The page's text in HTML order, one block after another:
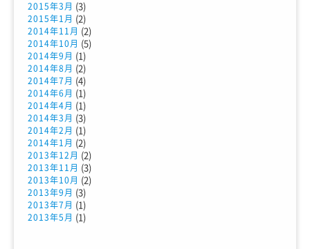
2015年3月 (3)
2015年1月 (2)
2014年11月 (2)
2014年10月 (5)
2014年9月 (1)
2014年8月 (2)
2014年7月 (4)
2014年6月 (1)
2014年4月 (1)
2014年3月 (3)
2014年2月 (1)
2014年1月 (2)
2013年12月 (2)
2013年11月 (3)
2013年10月 (2)
2013年9月 (3)
2013年7月 (1)
2013年5月 (1)